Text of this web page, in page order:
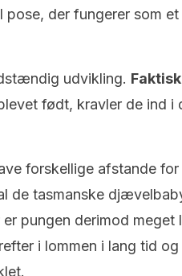
pose, der fungerer som et
udvikling.
født, kravler de ind i
forskellige afstande for
de tasmanske
pungen derimod
i lommen i lang tid